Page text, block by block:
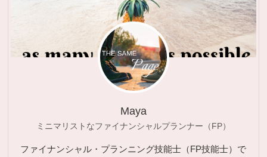
Maya
ミニマリストなファイナンシャルプランナー（FP）
ファイナンシャル・プランニング技能士（FP技能士）で